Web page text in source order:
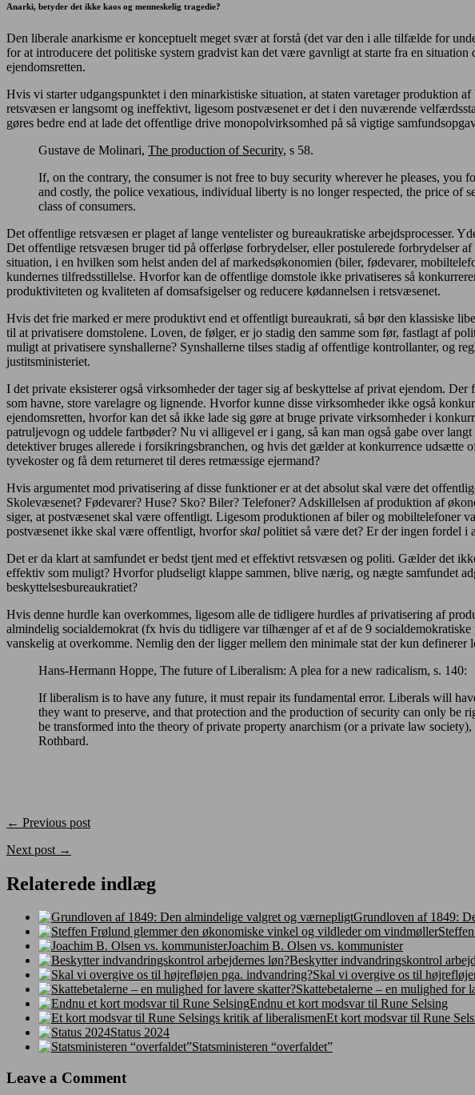
Anarki, betyder det ikke kaos og menneskelig tragedie?
Den liberale anarkisme er konceptuelt meget svær at forstå (det var den i alle tilfælde for
for at introducere det politiske system gradvist kan det være gavnligt at starte fra en
ejendomsretten.
Hvis vi starter udgangspunktet i den minarkistiske situation, at staten varetager produktion
retsvæsen er langsomt og ineffektivt, ligesom postvæsenet er det i den nuværende
gøres bedre end at lade det offentlige drive monopolvirksomhed på så vigtige
Gustave de Molinari, The production of Security, s 58.
If, on the contrary, the consumer is not free to buy security wherever he pleases, you
and costly, the police vexatious, individual liberty is no longer respected, the price
class of consumers.
Det offentlige retsvæsen er plaget af lange ventelister og bureaukratiske arbejdsprocesser.
Det offentlige retsvæsen bruger tid på offerløse forbrydelser, eller postulerede forbrydelser
situation, i en hvilken som helst anden del af markedsøkonomien (biler, fødevarer,
kundernes tilfredsstillelse. Hvorfor kan de offentlige domstole ikke privatiseres så
produktiviteten og kvaliteten af domsafsigelser og reducere kødannelsen i retsvæsenet.
Hvis det frie marked er mere produktivt end et offentligt bureaukrati, så bør den klassiske
til at privatisere domstolene. Loven, de følger, er jo stadig den samme som før, fastlagt af
muligt at privatisere synshallerne? Synshallerne tilses stadig af offentlige kontrollanter, og
justitsministeriet.
I det private eksisterer også virksomheder der tager sig af beskyttelse af privat ejendom.
som havne, store varelagre og lignende. Hvorfor kunne disse virksomheder ikke også
ejendomsretten, hvorfor kan det så ikke lade sig gøre at bruge private virksomheder i
patruljevogn og uddele fartbøder? Nu vi alligevel er i gang, så kan man også gabe over
detektiver bruges allerede i forsikringsbranchen, og hvis det gælder at konkurrence
tyvekoster og få dem returneret til deres retmæssige ejermand?
Hvis argumentet mod privatisering af disse funktioner er at det absolut skal være det
Skolevæsenet? Fødevarer? Huse? Sko? Biler? Telefoner? Adskillelsen af produktion af
siger, at postvæsenet skal være offentligt. Ligesom produktionen af biler og mobiltelefoner
postvæsenet ikke skal være offentligt, hvorforskal politiet så være det? Er der ingen fordel i
Det er da klart at samfundet er bedst tjent med et effektivt retsvæsen og politi. Gælder det
effektiv som muligt? Hvorfor pludseligt klappe sammen, blive nærig, og nægte samfundet
beskyttelsesbureaukratiet?
Hvis denne hurdle kan overkommes, ligesom alle de tidligere hurdles af privatisering af
almindelig socialdemokrat (fx hvis du tidligere var tilhænger af et af de 9
vanskelig at overkomme. Nemlig den der ligger mellem den minimale stat der kun
Hans-Hermann Hoppe, The future of Liberalism: A plea for a new radicalism, s. 140:
If liberalism is to have any future, it must repair its fundamental error. Liberals will
they want to preserve, and that protection and the production of security can only
be transformed into the theory of private property anarchism (or a private law
Rothbard.
← Previous post
Next post →
Relaterede indlæg
Grundloven af 1849:
Joachim B. Olsen vs. kommunister
Beskytter indvandringskontrol
Skal vi overgive os til
Skattebetalerne – en mulighed for
Endnu et kort modsvar til Rune Selsing
Et kort modsvar til Rune
Status 2024
Statsministeren “overfaldet”
Leave a Comment